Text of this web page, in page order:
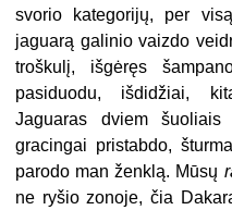
svorio kategorijų, per
jaguarą galinio vaizdo
troškulį, išgėręs
pasiduodu, išdidžiai,
Jaguaras dviem
gracingai pristabdo,
parodo man ženklą. Mūsų
ne ryšio zonoje, čia